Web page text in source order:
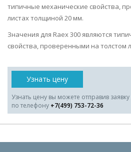
типичные механические свойства,
листах толщиной 20 мм.
Значения для Raex 300 являются
свойства, проверенными на толстом
Узнать цену
Узнать цену вы можете отправив
по телефону +7(499) 753-72-36